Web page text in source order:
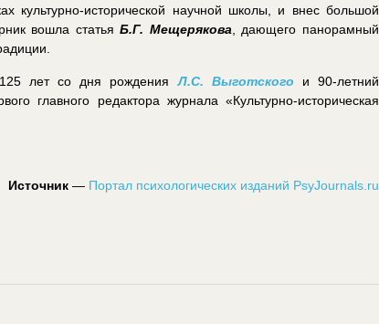
культурно-исторической научной школы, и внес большой
вошла статьяБ.Г. Мещерякова , дающего панорамный
лет со дня рожденияЛ.С. Выготского и 90-летний
главного редактора журнала «Культурно-историческая
Источник — Портал психологических изданий PsyJournals.ru